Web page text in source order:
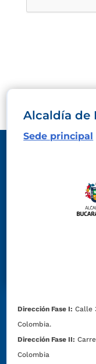
Alcaldía de
Sede principal
Dirección Fase I: Calle
Colombia.
Dirección Fase II:
Colombia